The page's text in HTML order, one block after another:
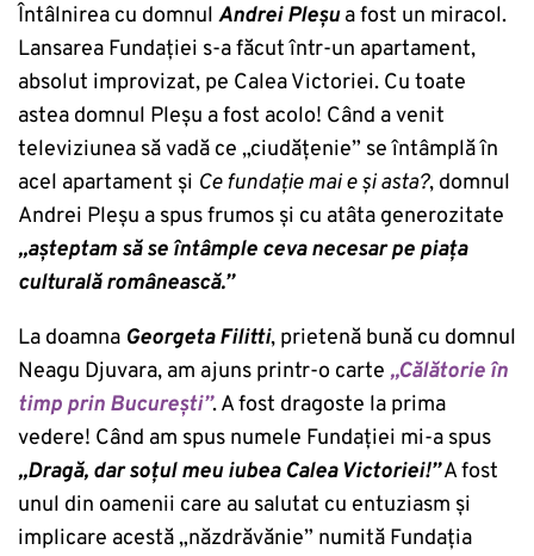
Întâlnirea cu domnul Andrei Pleșua fost un miracol.
Lansarea Fundației s-a făcut într-un apartament,
absolut improvizat, pe Calea Victoriei. Cu toate
astea domnul Pleșu a fost acolo! Când a venit
televiziunea să vadă ce „ciudățenie” se întâmplă în
acel apartament și Ce fundație mai e și asta?, domnul
Andrei Pleșu a spus frumos și cu atâta generozitate
„așteptam să se întâmple ceva necesar pe piața
culturală românească.”
La doamna Georgeta Filitti, prietenă bună cu domnul
Neagu Djuvara, am ajuns printr-o carte „Călătorie în
timp prin București”. A fost dragoste la prima
vedere! Când am spus numele Fundației mi-a spus
„Dragă, dar soțul meu iubea Calea Victoriei!”A fost
unul din oamenii care au salutat cu entuziasm și
implicare acestă „năzdrăvănie” numită Fundația